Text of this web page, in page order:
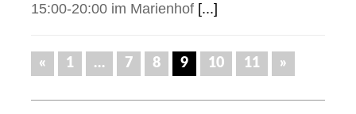
15:00-20:00 im Marienhof [...]
« 1 … 7 8 9 10 11 »